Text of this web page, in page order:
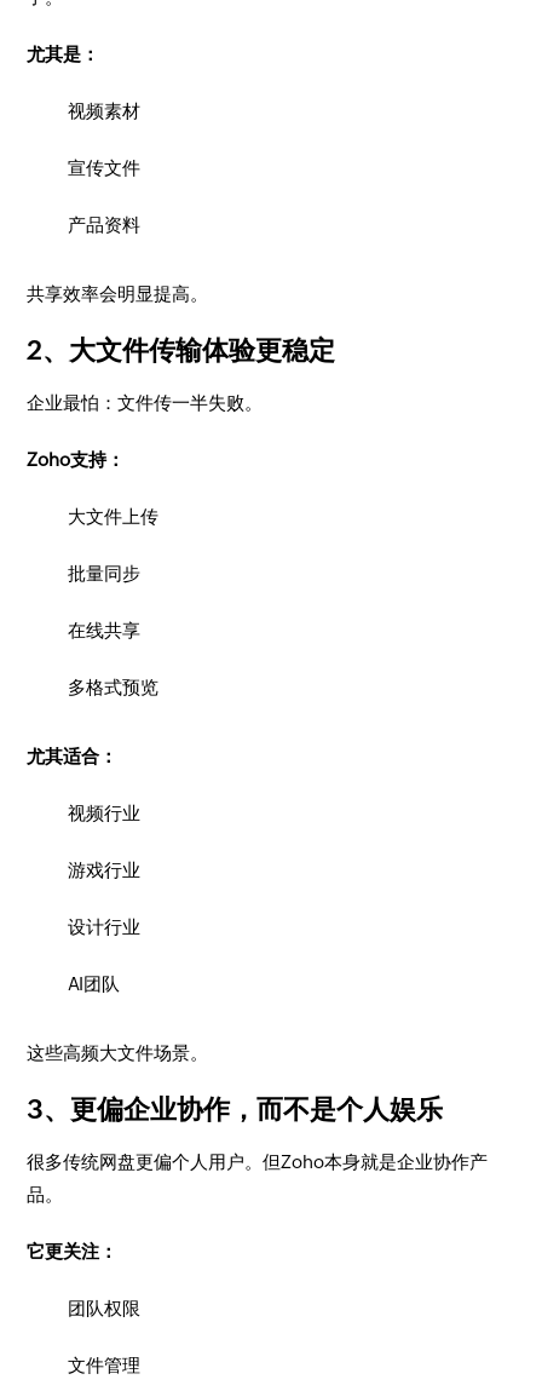
尤其是：
视频素材
宣传文件
产品资料
共享效率会明显提高。
2、大文件传输体验更稳定
企业最怕：文件传一半失败。
Zoho支持：
大文件上传
批量同步
在线共享
多格式预览
尤其适合：
视频行业
游戏行业
设计行业
AI团队
这些高频大文件场景。
3、更偏企业协作，而不是个人娱乐
很多传统网盘更偏个人用户。但Zoho本身就是企业协作产
品。
它更关注：
团队权限
文件管理